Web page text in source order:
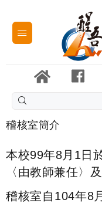
稽核室簡介
本校99年8月1日
〈由教師兼任〉
稽核室自104年8